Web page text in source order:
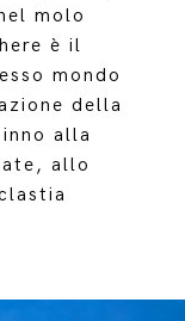
molo
è il
mondo
della
alla
allo